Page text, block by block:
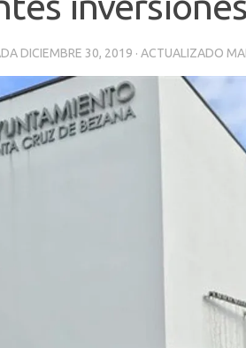
DICIEMBRE 30, 2019 · ACTUALIZADO